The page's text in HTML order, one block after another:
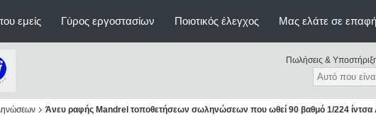
εμείς Γύρος εργοστασίων Ποιοτικός έλεγχος Μας ελάτε σε
Πωλήσεις &
Άνευ ραφής Mandrel τοποθετήσεων σωληνώσεων που ωθεί 90 βαθμό 1/224 ίντσα